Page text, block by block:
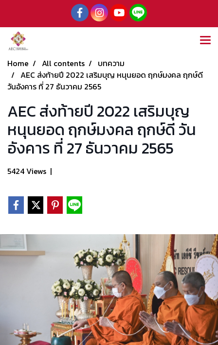
Home All contents
บทความ
AEC ส่งท้ายปี 2022 เสริมบุญ หนุนยอด ฤกษ์มงคล ฤกษ์ดี
วันอังคาร ที่ 27 ธันวาคม 2565
AEC ส่งท้ายปี 2022 เสริมบุญ
หนุนยอด ฤกษ์มงคล ฤกษ์ดี วัน
อังคาร ที่ 27 ธันวาคม 2565
5424 Views |